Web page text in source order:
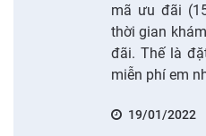
mã ưu đãi
thời gian
đãi. Thế là
miễn phí em
19/01/2022